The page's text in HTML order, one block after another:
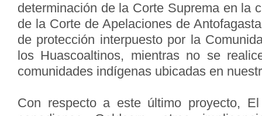
determinación de la Corte Suprema en la
de la Corte de Apelaciones de
de protección interpuesto por la
los Huascoaltinos, mientras no se
comunidades indígenas ubicadas en
Con respecto a este último proyecto,